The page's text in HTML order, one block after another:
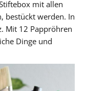
mit allen
bestückt werden. In
Mit 12 Pappröhren
Dinge und